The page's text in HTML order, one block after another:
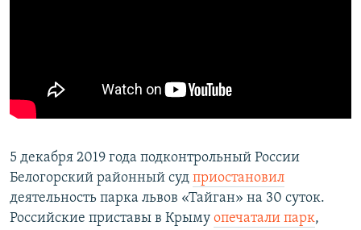
5 декабря 2019 года подконтрольный России
Белогорский районный суд приостановил
деятельность парка львов «Тайган» на 30 суток.​
Российские приставы в Крыму опечатали парк,